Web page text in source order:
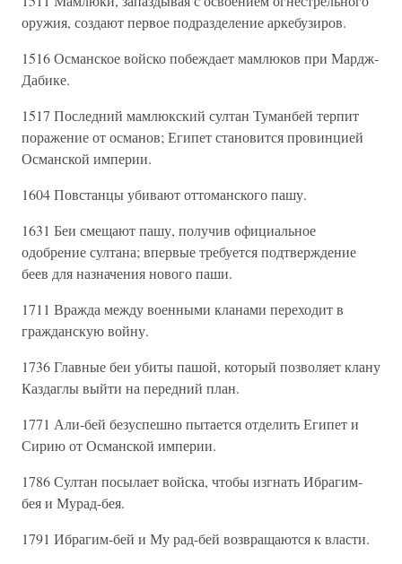
оружия, создают первое подразделение аркебузиров.
1516 Османское войско побеждает мамлюков при Мардж-
Дабике.
1517 Последний мамлюкский султан Туманбей терпит
поражение от османов; Египет становится провинцией
Османской империи.
1604 Повстанцы убивают оттоманского пашу.
1631 Беи смещают пашу, получив официальное
одобрение султана; впервые требуется подтверждение
беев для назначения нового паши.
1711 Вражда между военными кланами переходит в
гражданскую войну.
1736 Главные беи убиты пашой, который позволяет клану
Каздаглы выйти на передний план.
1771 Али-бей безуспешно пытается отделить Египет и
Сирию от Османской империи.
1786 Султан посылает войска, чтобы изгнать Ибрагим-
бея и Мурад-бея.
1791 Ибрагим-бей и Му рад-бей возвращаются к власти.